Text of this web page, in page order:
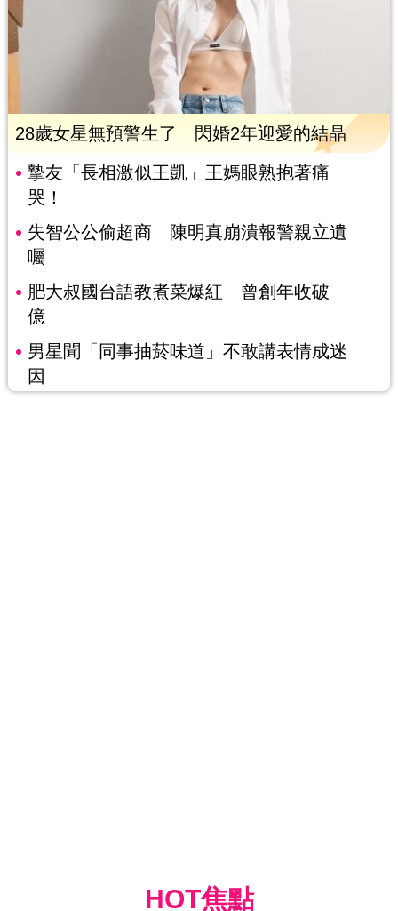
28歲女星無預警生了 閃婚2年迎愛的結晶
摯友「長相激似王凱」王媽眼熟抱著痛
哭！
失智公公偷超商 陳明真崩潰報警親立遺
囑
肥大叔國台語教煮菜爆紅 曾創年收破
億
男星聞「同事抽菸味道」不敢講表情成迷
因
HOT焦點